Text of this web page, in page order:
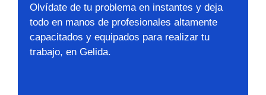
Olvídate de tu problema en instantes y deja
todo en manos de profesionales altamente
capacitados y equipados para realizar tu
trabajo, en Gelida.